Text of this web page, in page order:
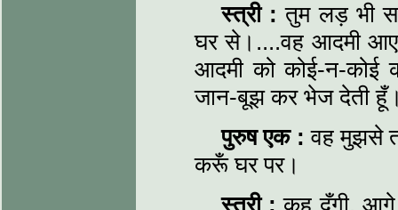
स्त्री :तुम लड़ भी
घर से।....वह आदमी
आदमी को कोई-न-कोई
जान-बूझ कर भेज देती
पुरुष एक : वह मुझसे
करूँ घर पर।
स्त्री :कह दूँगी,